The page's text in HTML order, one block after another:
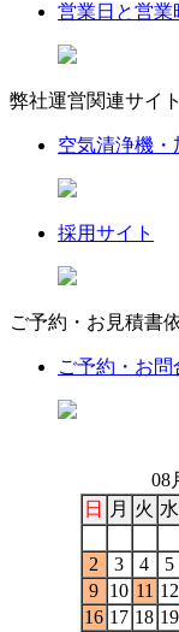
営業日と営業
弊社運営関連サイト
空気清浄機
採用サイト
ご予約・お見積書
ご予約・お
08
日
月 火 水
2
3 4 5
9 10 11 12
16 17 18 19